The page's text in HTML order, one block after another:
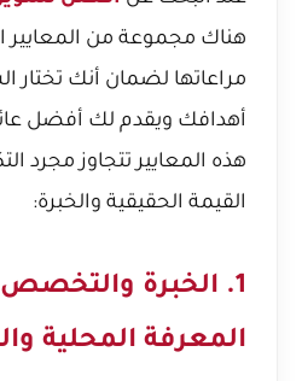
هناك مجموعة من المعايير
مراعاتها لضمان أنك
أهدافك ويقدم لك أفضل
هذه المعايير تتجاوز مجرد
القيمة الحقيقية والخبرة:
1. الخبرة
المعرفة المحلية